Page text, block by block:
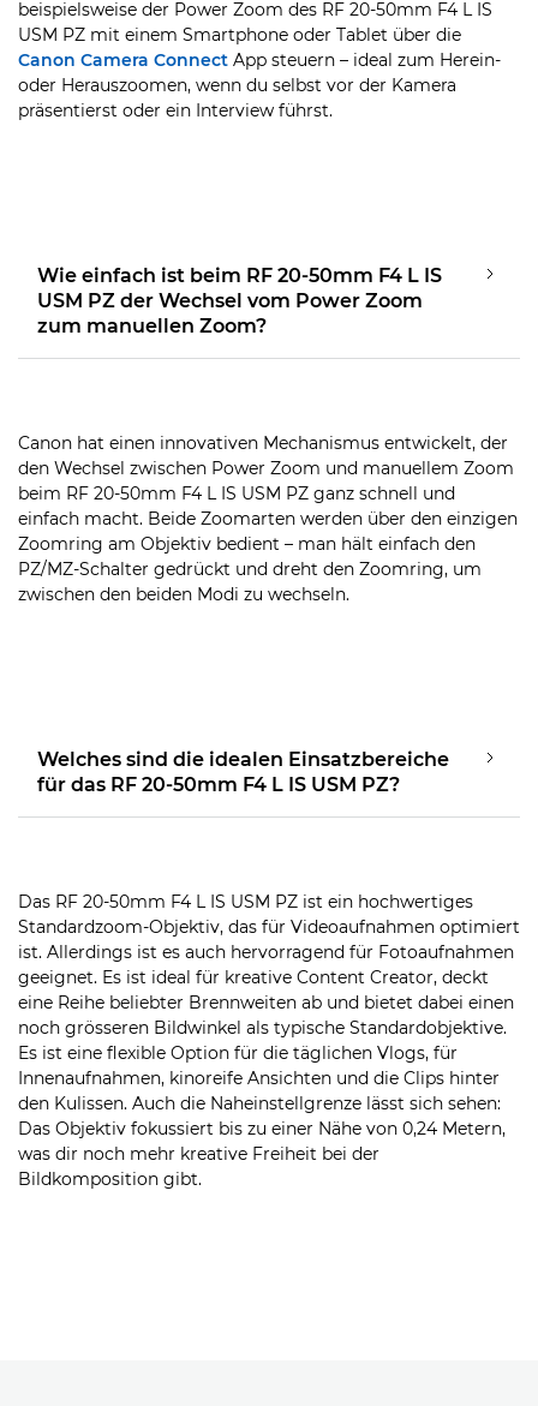
beispielsweise der Power Zoom des RF 20-50mm F4 L IS
USM PZ mit einem Smartphone oder Tablet über die
Canon Camera Connect App steuern – ideal zum Herein-
oder Herauszoomen, wenn du selbst vor der Kamera
präsentierst oder ein Interview führst.
Wie einfach ist beim RF 20-50mm F4 L IS
USM PZ der Wechsel vom Power Zoom
zum manuellen Zoom?
Canon hat einen innovativen Mechanismus entwickelt, der
den Wechsel zwischen Power Zoom und manuellem Zoom
beim RF 20-50mm F4 L IS USM PZ ganz schnell und
einfach macht. Beide Zoomarten werden über den einzigen
Zoomring am Objektiv bedient – man hält einfach den
PZ/MZ-Schalter gedrückt und dreht den Zoomring, um
zwischen den beiden Modi zu wechseln.
Welches sind die idealen Einsatzbereiche
für das RF 20-50mm F4 L IS USM PZ?
Das RF 20-50mm F4 L IS USM PZ ist ein hochwertiges
Standardzoom-Objektiv, das für Videoaufnahmen optimiert
ist. Allerdings ist es auch hervorragend für Fotoaufnahmen
geeignet. Es ist ideal für kreative Content Creator, deckt
eine Reihe beliebter Brennweiten ab und bietet dabei einen
noch grösseren Bildwinkel als typische Standardobjektive.
Es ist eine flexible Option für die täglichen Vlogs, für
Innenaufnahmen, kinoreife Ansichten und die Clips hinter
den Kulissen. Auch die Naheinstellgrenze lässt sich sehen:
Das Objektiv fokussiert bis zu einer Nähe von 0,24 Metern,
was dir noch mehr kreative Freiheit bei der
Bildkomposition gibt.